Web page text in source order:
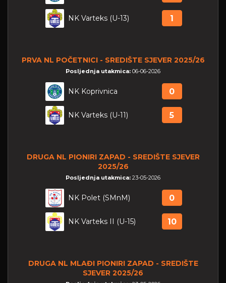
NK Varteks (U-13) 1
PRVA NL POČETNICI - SREDIŠTE SJEVER 2025/26
Posljednja utakmica: 06-06-2026
NK Koprivnica 0
NK Varteks (U-11) 5
DRUGA NL PIONIRI ZAPAD - SREDIŠTE SJEVER
2025/26
Posljednja utakmica: 23-05-2026
NK Polet (SMnM) 0
NK Varteks II (U-15) 10
DRUGA NL MLAĐI PIONIRI ZAPAD - SREDIŠTE
SJEVER 2025/26